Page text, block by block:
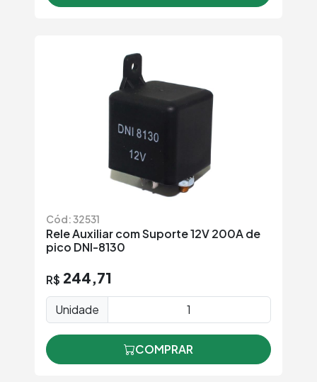
Cód: 32531
Rele Auxiliar com Suporte 12V 200A de
pico DNI-8130
R$ 244,71
Unidade
COMPRAR